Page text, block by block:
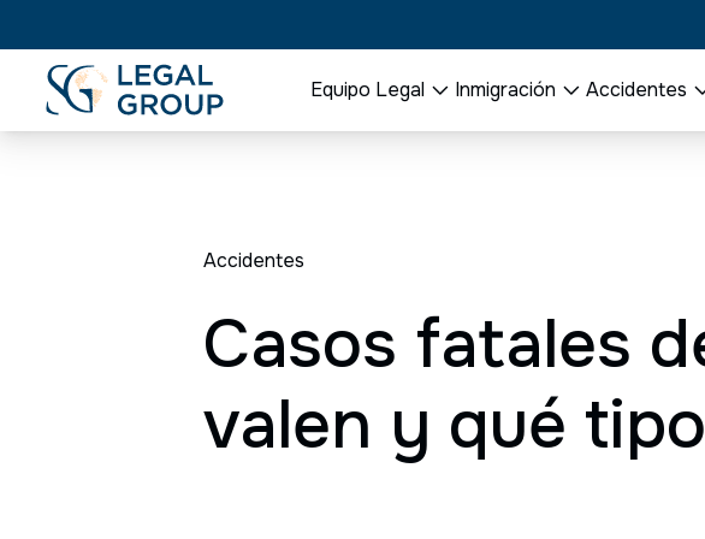
Equipo Legal Inmigración Accidentes
Accidentes
Casos fatales
valen y qué